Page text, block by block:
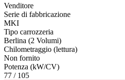
Venditore
Serie di fabbricazione
MKI
Tipo carrozzeria
Berlina (2 Volumi)
Chilometraggio (lettura)
Non fornito
Potenza (kW/CV)
77 / 105